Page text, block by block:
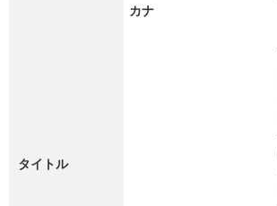
タイトル
カナ